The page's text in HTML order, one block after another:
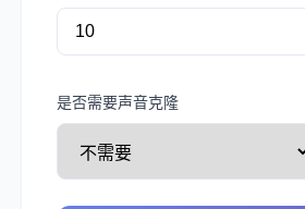
是否需要声音克隆